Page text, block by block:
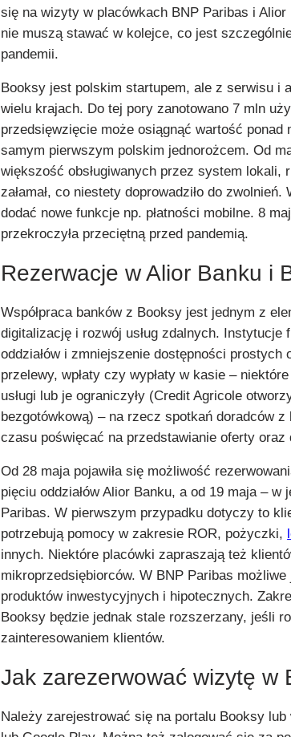
się na wizyty w placówkach BNP Paribas i
nie muszą stawać w kolejce, co jest
pandemii.
Booksy jest polskim startupem, ale z serwisu i
wielu krajach. Do tej pory zanotowano 7 mln
przedsięwzięcie może osiągnąć wartość
samym pierwszym polskim jednorożcem. Od
większość obsługiwanych przez system lokali,
załamał, co niestety doprowadziło do
dodać nowe funkcje np. płatności mobilne. 8
przekroczyła przeciętną przed pandemią.
Rezerwacje w Alior Banku i
Współpraca banków z Booksy jest jednym z
digitalizację i rozwój usług zdalnych. Instytucje
oddziałów i zmniejszenie dostępności
przelewy, wpłaty czy wypłaty w kasie –
usługi lub je ograniczyły (Credit Agricole
bezgotówkową) – na rzecz spotkań doradców
czasu poświęcać na przedstawianie oferty oraz
Od 28 maja pojawiła się możliwość
pięciu oddziałów Alior Banku, a od 19 maja – w
Paribas. W pierwszym przypadku dotyczy to
potrzebują pomocy w zakresie ROR, pożyczki,
innych. Niektóre placówki zapraszają też
mikroprzedsiębiorców. W BNP Paribas
produktów inwestycyjnych i hipotecznych.
Booksy będzie jednak stale rozszerzany, jeśli
zainteresowaniem klientów.
Jak zarezerwować wizytę w
Należy zarejestrować się na portalu Booksy